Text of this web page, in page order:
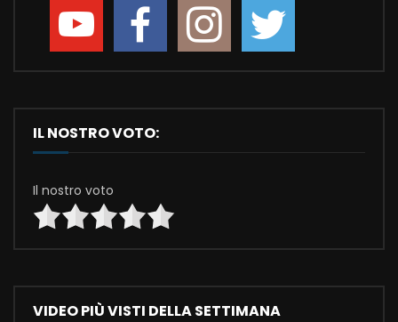
IL NOSTRO VOTO:
Il nostro voto
VIDEO PIÙ VISTI DELLA SETTIMANA